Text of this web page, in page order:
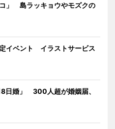
」 島ラッキョウやモズクの
イベント イラストサービス
日婚」 300人超が婚姻届、